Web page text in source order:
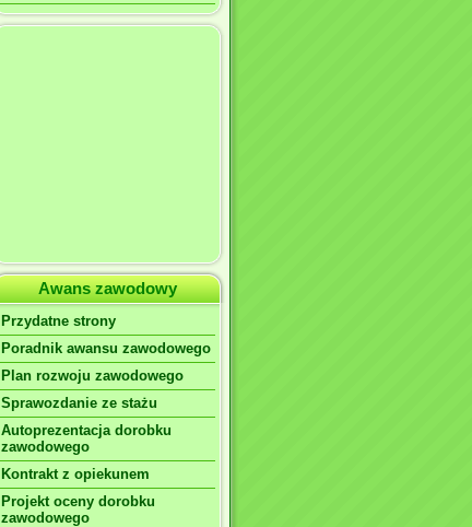
Awans zawodowy
Przydatne strony
Poradnik awansu zawodowego
Plan rozwoju zawodowego
Sprawozdanie ze stażu
Autoprezentacja dorobku
zawodowego
Kontrakt z opiekunem
Projekt oceny dorobku
zawodowego